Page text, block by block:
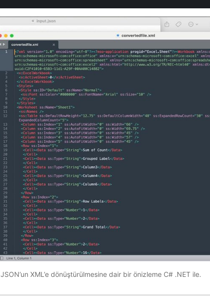
JSON’un XML’e dönüştürülmesine dair bir önizleme C# .NET ile.